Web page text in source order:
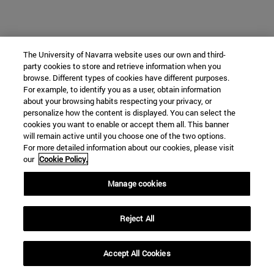
The University of Navarra website uses our own and third-
party cookies to store and retrieve information when you
browse. Different types of cookies have different purposes.
For example, to identify you as a user, obtain information
about your browsing habits respecting your privacy, or
personalize how the content is displayed. You can select the
cookies you want to enable or accept them all. This banner
will remain active until you choose one of the two options.
For more detailed information about our cookies, please visit
our Cookie Policy.
Manage cookies
Reject All
Accept All Cookies